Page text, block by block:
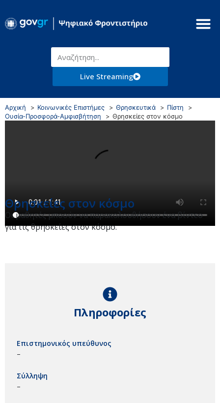
Live Streaming
Αρχική Κοινωνικές Επιστήμες Θρησκευτικά
Πίστη
Ουσία-Προσφορά-Αμφισβήτηση
Θρησκείες στον κόσμο
Θρησκείες στον κόσμο
Οι μαθητές μποούν να παρακολουθήσουν ένα βίντεο
για τις θρησκείες στον κόσμο.
Πληροφορίες
Επιστημονικός υπεύθυνος
–
Σύλληψη
–